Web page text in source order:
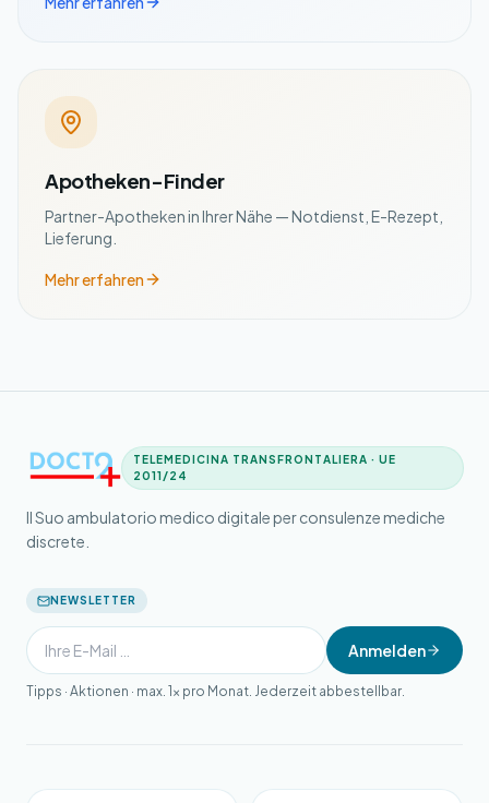
Apotheken-Finder
Partner-Apotheken in Ihrer Nähe — Notdienst, E-Rezept,
Lieferung.
Mehr erfahren
TELEMEDICINA TRANSFRONTALIERA · UE
2011/24
Il Suo ambulatorio medico digitale per consulenze mediche
discrete.
NEWSLETTER
Anmelden
Tipps · Aktionen · max. 1× pro Monat. Jederzeit abbestellbar.